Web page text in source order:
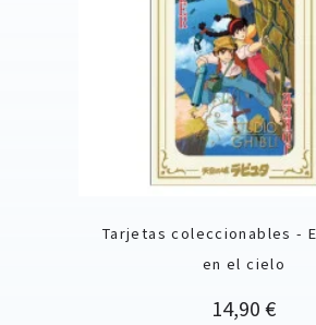
Tarjetas coleccionables -
en el cielo
Precio
14,90 €